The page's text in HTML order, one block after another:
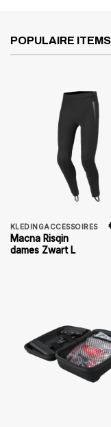
POPULAIRE ITEMS
KLEDINGACCESSOIRES
Macna Risqin
dames Zwart L